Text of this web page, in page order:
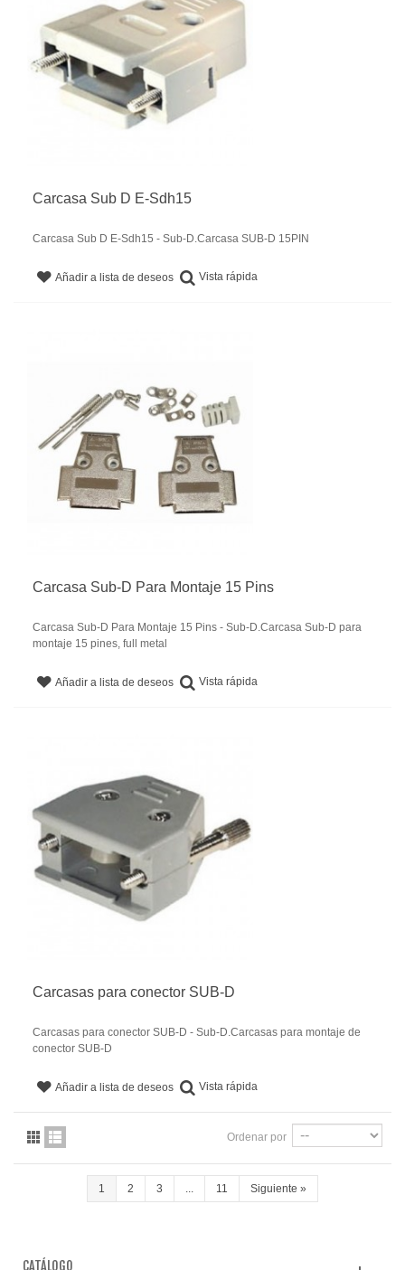
Carcasa Sub D E-Sdh15
Carcasa Sub D E-Sdh15 - Sub-D.Carcasa SUB-D 15PIN
Añadir a lista de deseos Vista rápida
Carcasa Sub-D Para Montaje 15 Pins
Carcasa Sub-D Para Montaje 15 Pins - Sub-D.Carcasa Sub-D para
montaje 15 pines, full metal
Añadir a lista de deseos Vista rápida
Carcasas para conector SUB-D
Carcasas para conector SUB-D - Sub-D.Carcasas para montaje de
conector SUB-D
Añadir a lista de deseos Vista rápida
Ordenar por
1 2 3 11 Siguiente »
CATÁLOGO